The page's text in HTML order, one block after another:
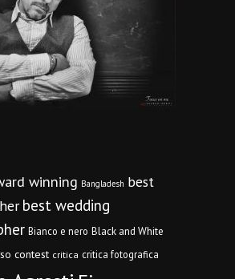
winning Bangladesh best
best wedding
Bianco e nero Black and White
contest critica critica fotografica